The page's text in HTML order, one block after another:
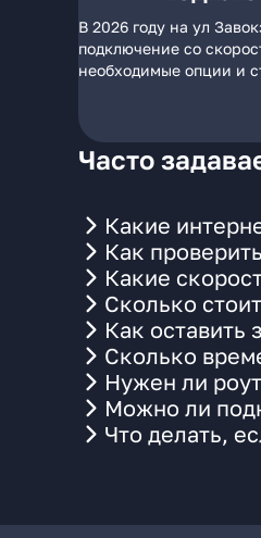
В 2026 году на ул
подключение со
необходимые опции и
Часто
Какие
Как
Какие
Сколько
Как оставить
Сколько
Нужен ли
Можно ли
Что делать,